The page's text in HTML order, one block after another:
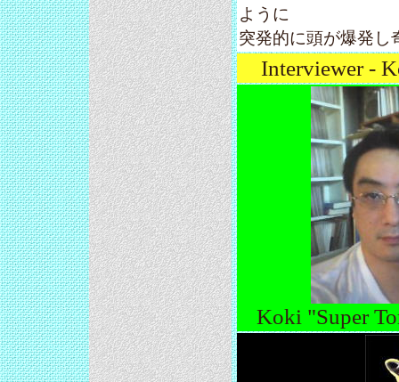
ように
突発的に頭が爆発し
Interviewer -
Koki "Super